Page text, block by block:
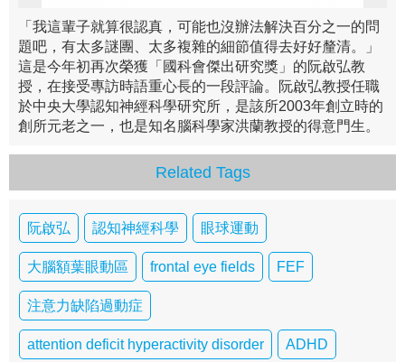
「我這輩子就算很認真，可能也沒辦法解決百分之一的問
題吧，有太多謎團、太多複雜的細節值得去好好釐清。」
這是今年初再次榮獲「國科會傑出研究獎」的阮啟弘教
授，在接受專訪時語重心長的一段評論。阮啟弘教授任職
於中央大學認知神經科學研究所，是該所2003年創立時的
創所元老之一，也是知名腦科學家洪蘭教授的得意門生。
Related Tags
阮啟弘 認知神經科學 眼球運動
大腦額葉眼動區 frontal eye fields FEF
注意力缺陷過動症
attention deficit hyperactivity disorder ADHD